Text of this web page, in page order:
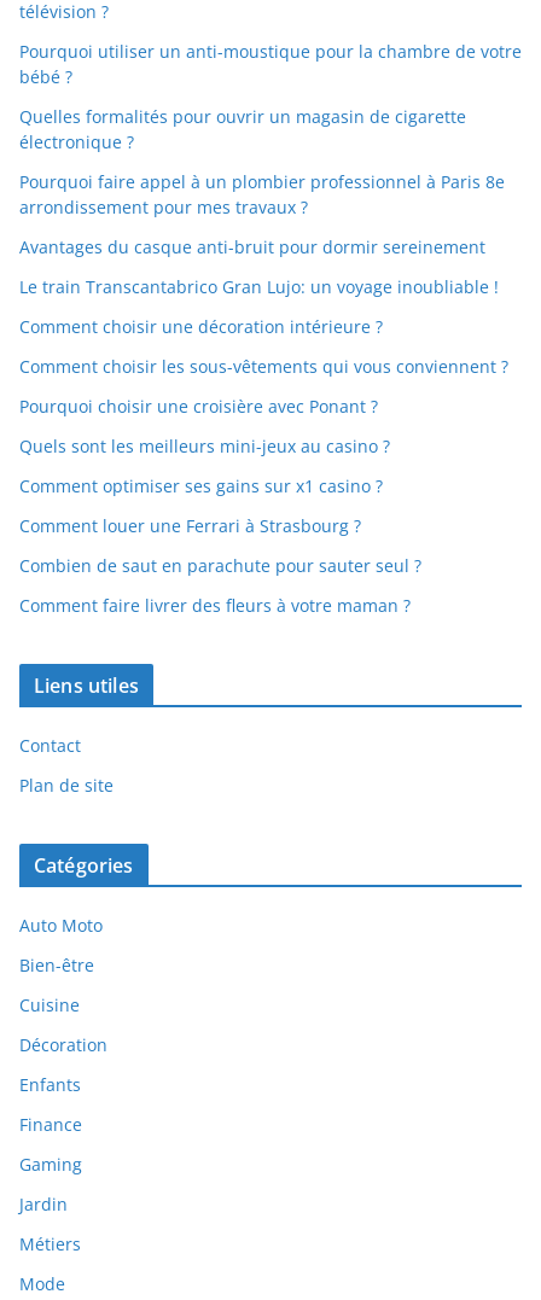
télévision ?
Pourquoi utiliser un anti-moustique pour la chambre de votre
bébé ?
Quelles formalités pour ouvrir un magasin de cigarette
électronique ?
Pourquoi faire appel à un plombier professionnel à Paris 8e
arrondissement pour mes travaux ?
Avantages du casque anti-bruit pour dormir sereinement
Le train Transcantabrico Gran Lujo: un voyage inoubliable !
Comment choisir une décoration intérieure ?
Comment choisir les sous-vêtements qui vous conviennent ?
Pourquoi choisir une croisière avec Ponant ?
Quels sont les meilleurs mini-jeux au casino ?
Comment optimiser ses gains sur x1 casino ?
Comment louer une Ferrari à Strasbourg ?
Combien de saut en parachute pour sauter seul ?
Comment faire livrer des fleurs à votre maman ?
Liens utiles
Contact
Plan de site
Catégories
Auto Moto
Bien-être
Cuisine
Décoration
Enfants
Finance
Gaming
Jardin
Métiers
Mode